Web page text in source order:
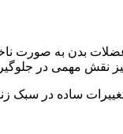
بدن به صورت
نقش مهمی در
ساده در سبک